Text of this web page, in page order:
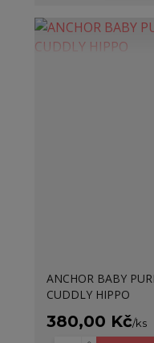
ANCHOR BABY
CUDDLY HIPPO
380,00 Kč/ks